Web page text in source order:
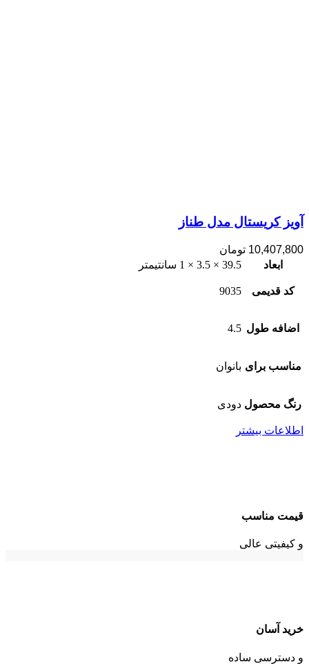
آویز کریستال مدل طناز
10,407,800 تومان
ابعاد
39.5 × 3.5 × 1 سانتیمتر
کد قدیمی 9035
اضافه طول 4.5
مناسب برای بانوان
رنگ محصول دودی
اطلاعات بیشتر
قیمت مناسب
و کیفیتی عالی
خرید آسان
و دسترسی ساده